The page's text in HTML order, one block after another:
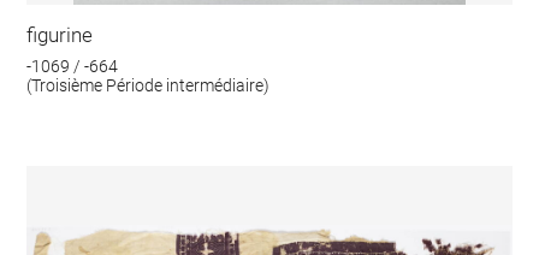
figurine
-1069 / -664
(Troisième Période intermédiaire)